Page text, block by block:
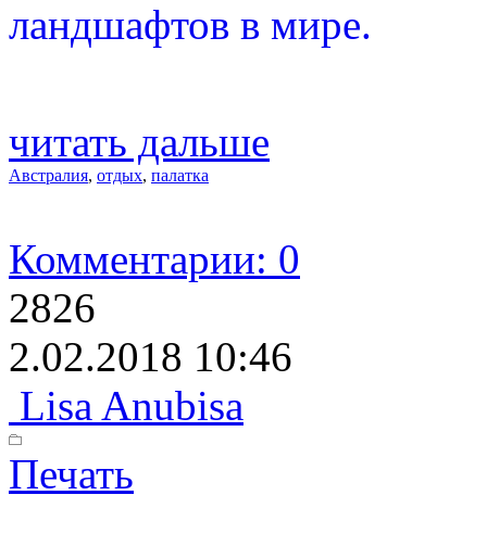
ландшафтов в мире.
читать дальше
Австралия, отдых, палатка
Комментарии: 0
2826
2.02.2018 10:46
Lisa Anubisa
Печать